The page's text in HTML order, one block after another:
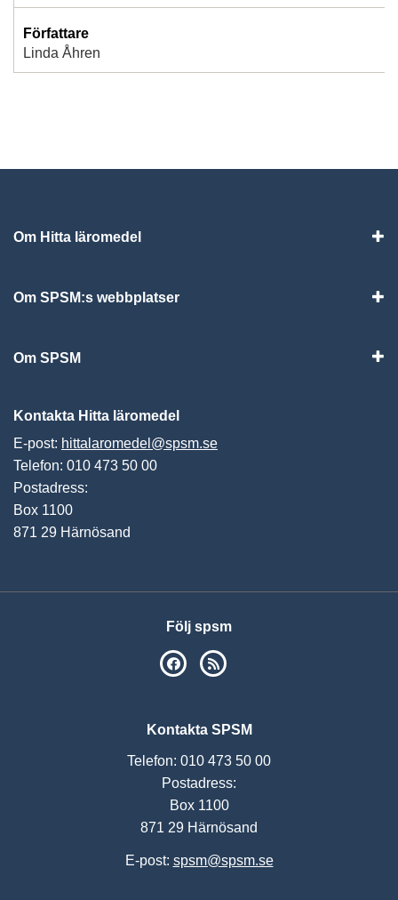
Författare
Linda Åhren
Om Hitta läromedel
Om SPSM:s webbplatser
Om SPSM
Kontakta Hitta läromedel
E-post: hittalaromedel@spsm.se
Telefon: 010 473 50 00
Postadress:
Box 1100
871 29 Härnösand
Följ spsm
SPSM på Facebook
Kontakta SPSM
Telefon: 010 473 50 00
Postadress:
Box 1100
871 29 Härnösand
E-post: spsm@spsm.se